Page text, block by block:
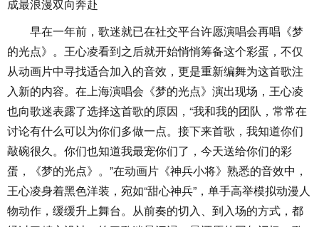
成最浪漫双向奔赴
早在一年前，歌迷就已在社交平台许愿演唱会再唱《梦
的光点》。王心凌看到之后就开始悄悄筹备这个彩蛋，不仅
从动画片中寻找适合加入的音效，更是重新编舞为这首歌注
入新的内容。在上海演唱会《梦的光点》演出现场，王心凌
也向歌迷表露了选择这首歌的原因，“我和我的团队，常常在
讨论有什么可以为你们多做一点。接下来首歌，我知道你们
敲碗很久。你们也知道我最宠你们了，今天送给你们的彩
蛋，《梦的光点》。”在动画片《神兵小将》熟悉的音效中，
王心凌身着黑色洋装，宛如“甜心神兵”，单手高举模拟动漫人
物动作，缓缓升上舞台。从前奏的切入、到入场的方式，都